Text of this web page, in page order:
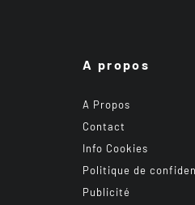
A propos
A Propos
Contact
Info Cookies
Politique de
Publicité